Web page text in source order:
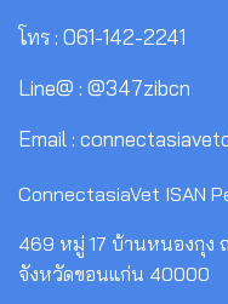
โทร : 061-142-2241
Line@ : @347zibcn
Email :
ConnectasiaVet ISAN
469 หมู่ 17 บ้านหนองกุง
จังหวัดขอนแก่น 40000